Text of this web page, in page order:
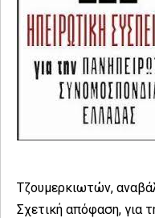
Τζουμερκιωτών,
Σχετική απόφαση, για